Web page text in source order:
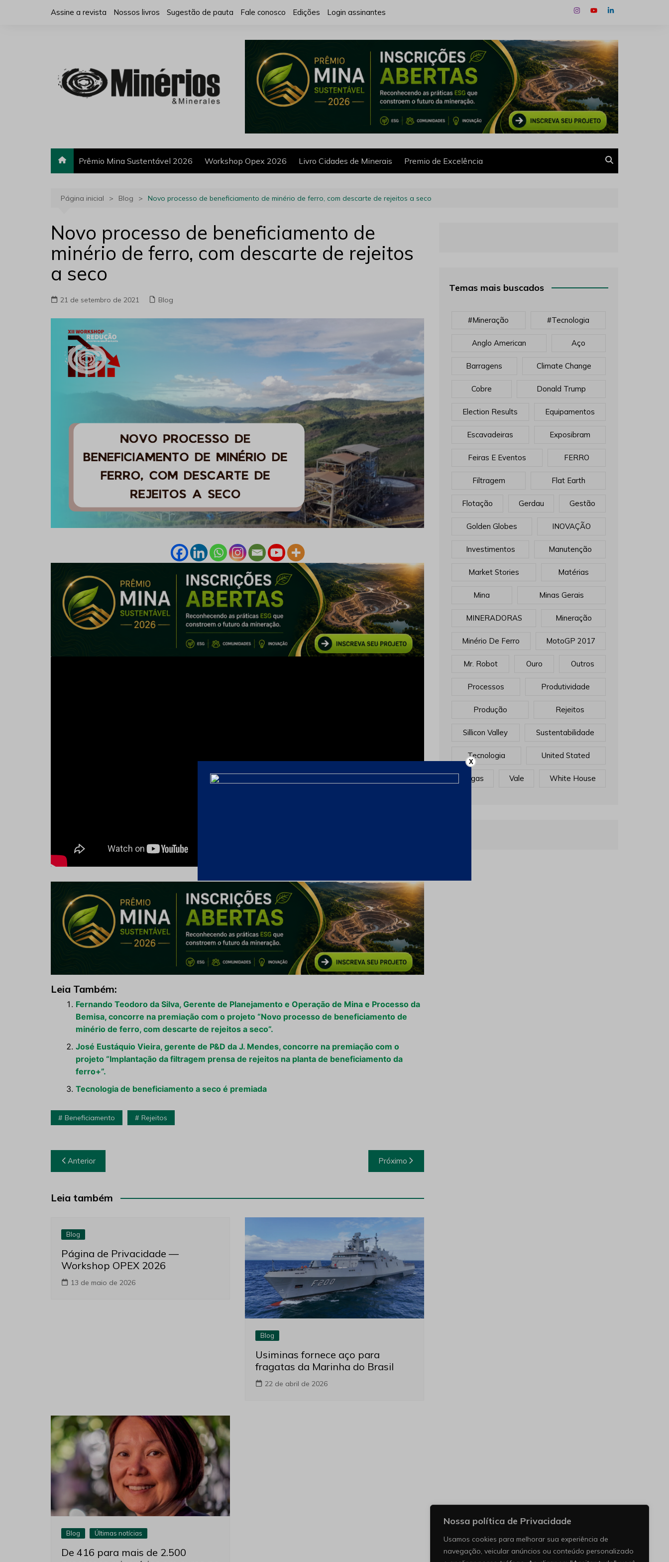
Nossa política de Privacidade
Usamos cookies para melhorar sua experiência de
navegação, veicular anúncios ou conteúdo personalizado
Assine a revista Nossos livros Sugestão de pauta Fale conosco Edições Login assinantes
Prêmio Mina Sustentável 2026 Workshop Opex 2026 Livro Cidades de Minerais Premio de Excelência
Página inicial Blog Novo processo de beneficiamento de minério de ferro, com descarte de rejeitos a seco
Novo processo de beneficiamento de
minério de ferro, com descarte de rejeitos
a seco
21 de setembro de 2021 Blog
Leia Também:
Fernando Teodoro da Silva, Gerente de Planejamento e Operação de Mina e Processo da
Bemisa, concorre na premiação com o projeto “Novo processo de beneficiamento de
minério de ferro, com descarte de rejeitos a seco”.
José Eustáquio Vieira, gerente de P&D da J. Mendes, concorre na premiação com o
projeto “Implantação da filtragem prensa de rejeitos na planta de beneficiamento da
ferro+”.
Tecnologia de beneficiamento a seco é premiada
Beneficiamento Rejeitos
Navegação
de
Post
Anterior Próximo
Leia também
Blog
Página de Privacidade —
Workshop OPEX 2026
13 de maio de 2026
Blog
Usiminas fornece aço para
fragatas da Marinha do Brasil
22 de abril de 2026
Blog Últimas notícias
De 416 para mais de 2.500
Temas mais buscados
#mineração #tecnologia
Anglo American Aço
Barragens Climate Change
Cobre Donald Trump
Election Results Equipamentos
Escavadeiras Exposibram
Feiras E Eventos FERRO
Filtragem Flat Earth
Flotação Gerdau Gestão
Golden Globes INOVAÇÃO
Investimentos Manutenção
Market Stories Matérias
Mina Minas Gerais
MINERADORAS Mineração
Minério De Ferro MotoGP 2017
Mr. Robot Ouro Outros
Processos Produtividade
Produção Rejeitos
Sillicon Valley Sustentabilidade
Tecnologia United Stated
Vagas Vale White House
X